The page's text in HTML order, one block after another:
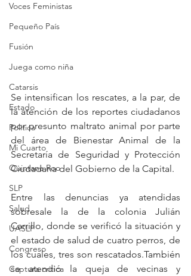
Voces Feministas
Pequeño País
Fusión
Juega como niña
Catarsis
Estado
Política
Mi Cuarto
Quintana Roo
SLP
Salud
UASLP
Congreso
Captura critica
Se intensifican los rescates, a la par, de
la atención de los reportes ciudadanos
por presunto maltrato animal por parte
del área de Bienestar Animal de la
Secretaría de Seguridad y Protección
Ciudadana del Gobierno de la Capital.
Entre las denuncias ya atendidas
sobresale la de la colonia Julián
Carrillo, donde se verificó la situación y
el estado de salud de cuatro perros, de
los cuales, tres son rescatados.También
se atendió la queja de vecinas y